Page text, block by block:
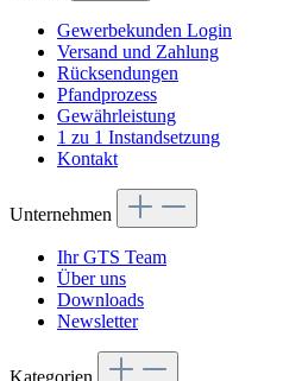
Gewerbekunden Login
Versand und Zahlung
Rücksendungen
Pfandprozess
Gewährleistung
1 zu 1 Instandsetzung
Kontakt
Unternehmen
Ihr GTS Team
Über uns
Downloads
Newsletter